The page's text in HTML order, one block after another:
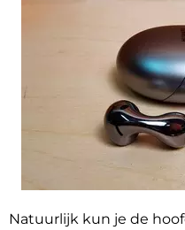
Natuurlijk kun je de